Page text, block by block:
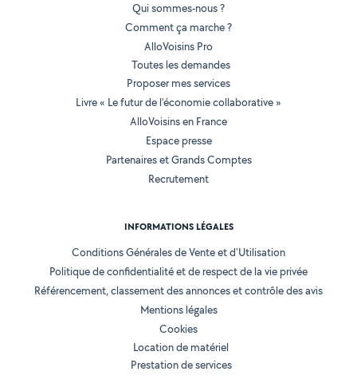
Qui sommes-nous ?
Comment ça marche ?
AlloVoisins Pro
Toutes les demandes
Proposer mes services
Livre « Le futur de l'économie collaborative »
AlloVoisins en France
Espace presse
Partenaires et Grands Comptes
Recrutement
INFORMATIONS LÉGALES
Conditions Générales de Vente et d'Utilisation
Politique de confidentialité et de respect de la vie privée
Référencement, classement des annonces et contrôle des avis
Mentions légales
Cookies
Location de matériel
Prestation de services